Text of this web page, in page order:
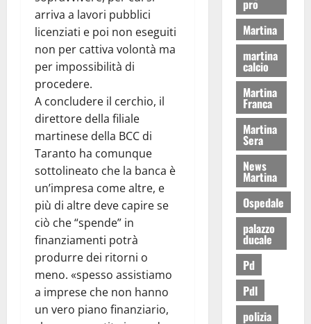
arriva a lavori pubblici
licenziati e poi non eseguiti
non per cattiva volontà ma
per impossibilità di
procedere.
A concludere il cerchio, il
direttore della filiale
martinese della BCC di
Taranto ha comunque
sottolineato che la banca è
un’impresa come altre, e
più di altre deve capire se
ciò che “spende” in
finanziamenti potrà
produrre dei ritorni o
meno. «spesso assistiamo
a imprese che non hanno
un vero piano finanziario,
pro
Martina
martina
calcio
Martina
Franca
Martina
Sera
News
Martina
Ospedale
palazzo
ducale
Pd
Pdl
polizia